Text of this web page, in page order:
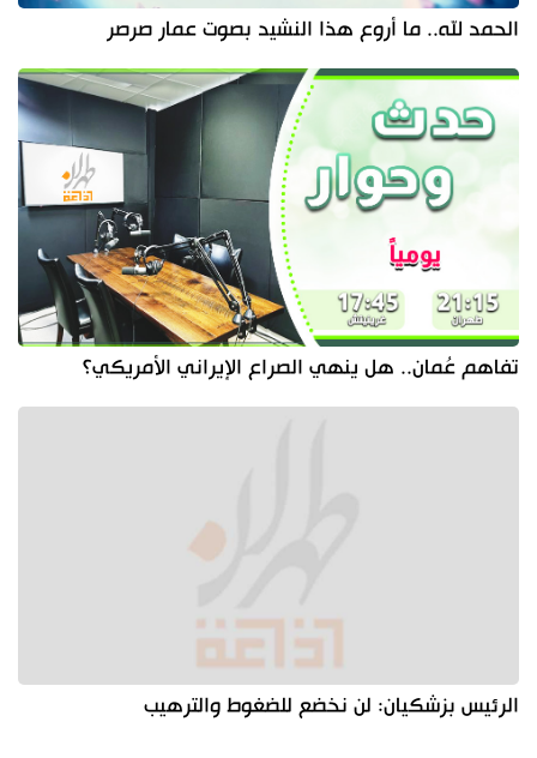
الحمد لله.. ما أروع هذا النشيد بصوت عمار صرصر
تفاهم عُمان.. هل ينهي الصراع الإيراني الأمريكي؟
الرئيس بزشكيان: لن نخضع للضغوط والترهيب